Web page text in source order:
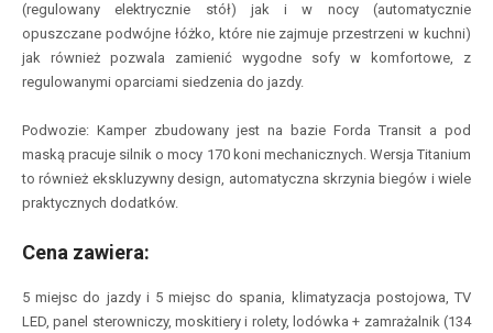
(regulowany elektrycznie stół) jak i w nocy (automatycznie
opuszczane podwójne łóżko, które nie zajmuje przestrzeni w kuchni)
jak również pozwala zamienić wygodne sofy w komfortowe, z
regulowanymi oparciami siedzenia do jazdy.
Podwozie: Kamper zbudowany jest na bazie Forda Transit a pod
maską pracuje silnik o mocy 170 koni mechanicznych. Wersja Titanium
to również ekskluzywny design, automatyczna skrzynia biegów i wiele
praktycznych dodatków.
Cena zawiera:
5 miejsc do jazdy i 5 miejsc do spania, klimatyzacja postojowa, TV
LED, panel sterowniczy, moskitiery i rolety, lodówka + zamrażalnik (134